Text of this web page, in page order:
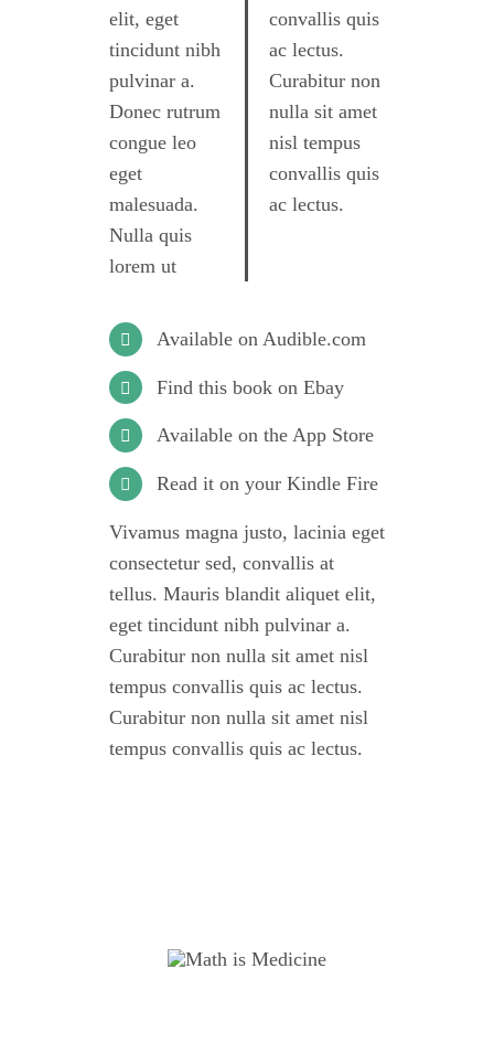
elit, eget
tincidunt nibh
pulvinar a.
Donec rutrum
congue leo
eget
malesuada.
Nulla quis
lorem ut
convallis quis
ac lectus.
Curabitur non
nulla sit amet
nisl tempus
convallis quis
ac lectus.
Available on Audible.com
Find this book on Ebay
Available on the App Store
Read it on your Kindle Fire
Vivamus magna justo, lacinia eget
consectetur sed, convallis at
tellus. Mauris blandit aliquet elit,
eget tincidunt nibh pulvinar a.
Curabitur non nulla sit amet nisl
tempus convallis quis ac lectus.
Curabitur non nulla sit amet nisl
tempus convallis quis ac lectus.